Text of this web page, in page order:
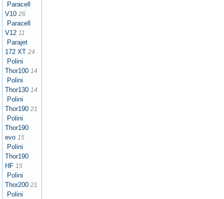
Paracell
V10 26
Paracell
V12 11
Parajet
172 XT 24
Polini
Thor100 14
Polini
Thor130 14
Polini
Thor190 21
Polini
Thor190
evo 15
Polini
Thor190
HF 15
Polini
Thor200 21
Polini